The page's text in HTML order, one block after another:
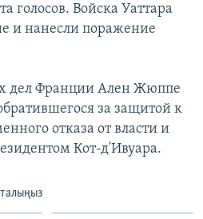
голосов. Войска Уаттара
и нанесли поражение
дел Франции Ален Жюппе
за защитой к
отказа от власти и
Кот-д'Ивуара.